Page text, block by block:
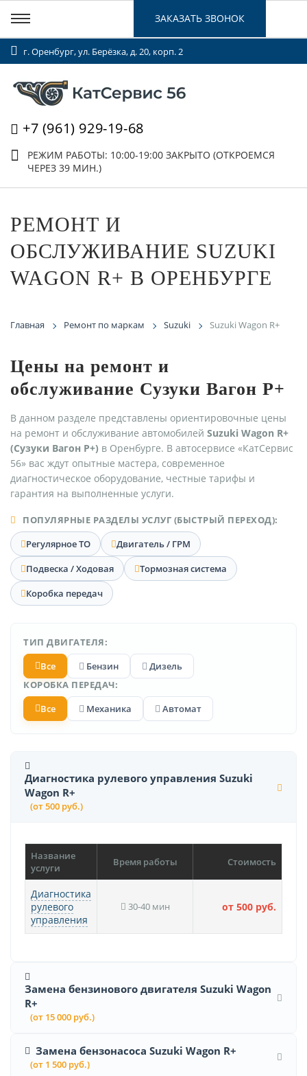
г. Оренбург, ул. Берёзка, д. 20, корп. 2
+7 (961) 929-19-68
РЕЖИМ РАБОТЫ: 10:00-19:00 ЗАКРЫТО (ОТКРОЕМСЯ
ЧЕРЕЗ 39 МИН.)
ЗАКАЗАТЬ ЗВОНОК
РЕМОНТ И
ОБСЛУЖИВАНИЕ SUZUKI
WAGON R+ В ОРЕНБУРГЕ
Главная Ремонт по маркам Suzuki Suzuki Wagon R+
Цены на ремонт и
обслуживание Сузуки Вагон Р+
В данном разделе представлены ориентировочные цены
на ремонт и обслуживание автомобилей Suzuki Wagon R+
(Сузуки Вагон Р+) в Оренбурге. В автосервисе «КатСервис
56» вас ждут опытные мастера, современное
диагностическое оборудование, честные тарифы и
гарантия на выполненные услуги.
ПОПУЛЯРНЫЕ РАЗДЕЛЫ УСЛУГ (БЫСТРЫЙ ПЕРЕХОД):
Регулярное ТО
Двигатель / ГРМ
Подвеска / Ходовая
Тормозная система
Коробка передач
ТИП ДВИГАТЕЛЯ:
Все
Бензин
Дизель
КОРОБКА ПЕРЕДАЧ:
Все
Механика Автомат
Диагностика рулевого управления Suzuki
Wagon R+
(от 500 руб.)
Название
услуги
Время работы Стоимость
Диагностика
рулевого
управления
30-40 мин от 500 руб.
Замена бензинового двигателя Suzuki Wagon
R+
(от 15 000 руб.)
Замена бензонасоса Suzuki Wagon R+
(от 1 500 руб.)